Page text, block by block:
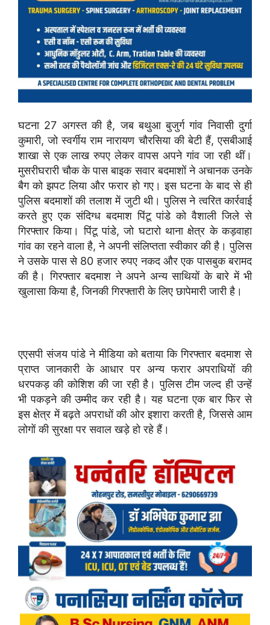
घटना 27 अगस्त की है, जब बथुआ बुजुर्ग गांव निवासी दुर्गा
कुमारी, जो स्वर्गीय राम नारायण चौरसिया की बेटी हैं, एसबीआई
शाखा से एक लाख रुपए लेकर वापस अपने गांव जा रही थीं।
मुसरीघरारी चौक के पास बाइक सवार बदमाशों ने अचानक उनके
बैग को झपट लिया और फरार हो गए। इस घटना के बाद से ही
पुलिस बदमाशों की तलाश में जुटी थी। पुलिस ने त्वरित कार्रवाई
करते हुए एक संदिग्ध बदमाश पिंटू पांडे को वैशाली जिले से
गिरफ्तार किया। पिंटू पांडे, जो घटारो थाना क्षेत्र के कड़वाहा
गांव का रहने वाला है, ने अपनी संलिप्तता स्वीकार की है। पुलिस
ने उसके पास से 80 हजार रुपए नकद और एक पासबुक बरामद
की है। गिरफ्तार बदमाश ने अपने अन्य साथियों के बारे में भी
खुलासा किया है, जिनकी गिरफ्तारी के लिए छापेमारी जारी है।
एएसपी संजय पांडे ने मीडिया को बताया कि गिरफ्तार बदमाश से
प्राप्त जानकारी के आधार पर अन्य फरार अपराधियों की
धरपकड़ की कोशिश की जा रही है। पुलिस टीम जल्द ही उन्हें
भी पकड़ने की उम्मीद कर रही है। यह घटना एक बार फिर से
इस क्षेत्र में बढ़ते अपराधों की ओर इशारा करती है, जिससे आम
लोगों की सुरक्षा पर सवाल खड़े हो रहे हैं।